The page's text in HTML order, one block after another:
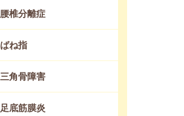
腰椎分離症
ばね指
三角骨障害
足底筋膜炎